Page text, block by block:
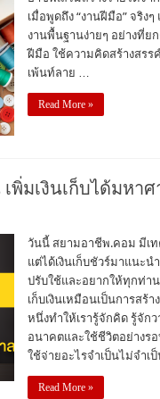
เมื่อพูดถึง “งานฝีมือ” จริง
งานพื้นฐานง่ายๆ อย่างที่ย
ฝีมือ ใช้ความคิดสร้างสรร
เพ้นท์ลาย …
Read More »
พิ่มเงินเก็บได้มหาศ
วันนี้ สยามอาชีพ.คอม มีเ
แต่ได้เงินเก็บชัวร์มาแนะ
ปรับใช้และอยากให้ทุกท่าน
เก็บเงินเหมือนเป็นการสร้
หนึ่งทำให้เรารู้จักคิด รู้จัก
อนาคตและใช้ชีวิตอย่างร
ใช้จ่ายอะไรจำเป็นไม่จำเ
Read More »